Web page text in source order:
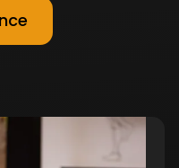
soi.